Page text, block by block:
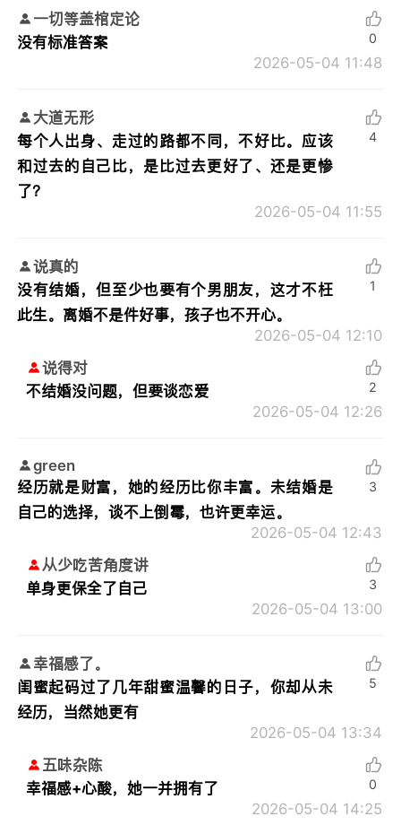
一切等盖棺定论
没有标准答案
2026-05-04 11:48
0
大道无形
每个人出身、走过的路都不同，不好比。应该
和过去的自己比，是比过去更好了、还是更惨
了？
2026-05-04 11:55
4
说真的
没有结婚，但至少也要有个男朋友，这才不枉
此生。离婚不是件好事，孩子也不开心。
2026-05-04 12:10
1
说得对
不结婚没问题，但要谈恋爱
2026-05-04 12:26
2
green
经历就是财富，她的经历比你丰富。未结婚是
自己的选择，谈不上倒霉，也许更幸运。
2026-05-04 12:43
3
从少吃苦角度讲
单身更保全了自己
2026-05-04 13:00
3
幸福感了。
闺蜜起码过了几年甜蜜温馨的日子，你却从未
经历，当然她更有
2026-05-04 13:34
5
五味杂陈
幸福感+心酸，她一并拥有了
2026-05-04 14:25
0